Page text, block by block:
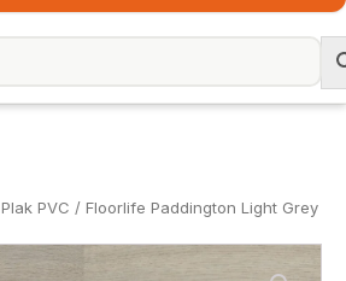
Plak PVC / Floorlife Paddington Light Grey